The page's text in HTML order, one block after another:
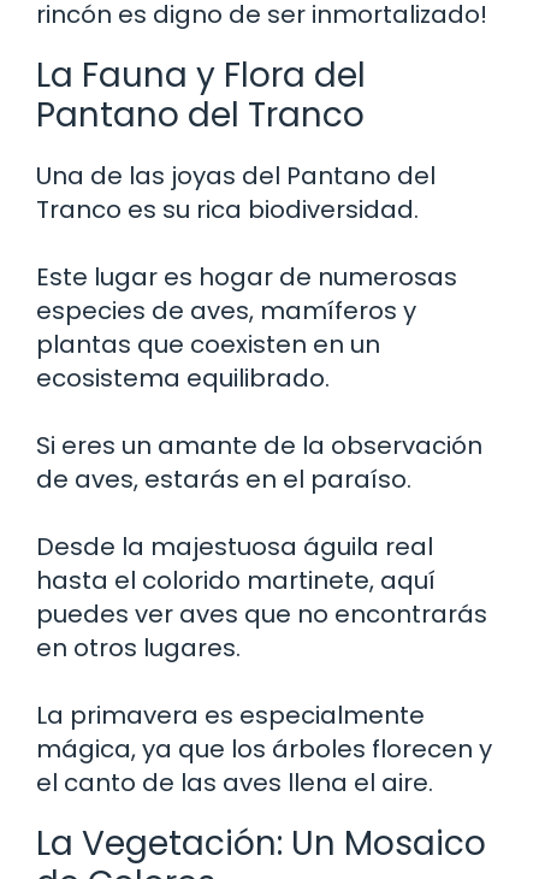
rincón es digno de ser inmortalizado!
La Fauna y Flora del
Pantano del Tranco
Una de las joyas del Pantano del
Tranco es su rica biodiversidad.
Este lugar es hogar de numerosas
especies de aves, mamíferos y
plantas que coexisten en un
ecosistema equilibrado.
Si eres un amante de la observación
de aves, estarás en el paraíso.
Desde la majestuosa águila real
hasta el colorido martinete, aquí
puedes ver aves que no encontrarás
en otros lugares.
La primavera es especialmente
mágica, ya que los árboles florecen y
el canto de las aves llena el aire.
La Vegetación: Un Mosaico